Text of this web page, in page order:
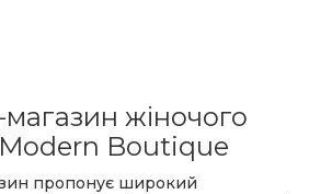
магазин жіночого
Boutique
пропонує широкий